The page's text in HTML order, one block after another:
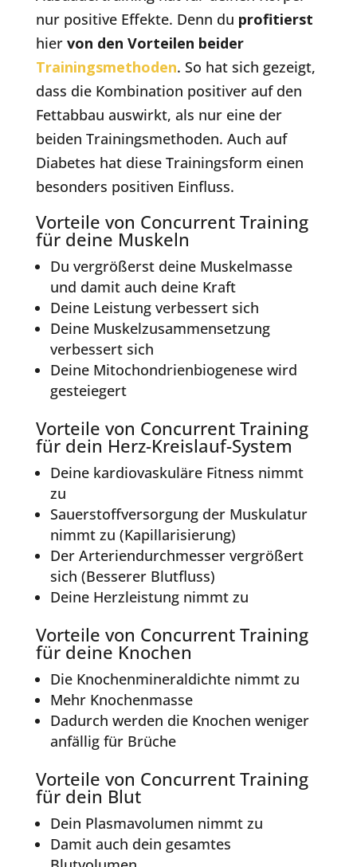
nur positive Effekte. Denn du profitierst
hier von den Vorteilen beider
Trainingsmethoden. So hat sich gezeigt,
dass die Kombination positiver auf den
Fettabbau auswirkt, als nur eine der
beiden Trainingsmethoden. Auch auf
Diabetes hat diese Trainingsform einen
besonders positiven Einfluss.
Vorteile von Concurrent Training
für deine Muskeln
Du vergrößerst deine Muskelmasse
und damit auch deine Kraft
Deine Leistung verbessert sich
Deine Muskelzusammensetzung
verbessert sich
Deine Mitochondrienbiogenese wird
gesteiegert
Vorteile von Concurrent Training
für dein Herz-Kreislauf-System
Deine kardiovaskuläre Fitness nimmt
zu
Sauerstoffversorgung der Muskulatur
nimmt zu (Kapillarisierung)
Der Arteriendurchmesser vergrößert
sich (Besserer Blutfluss)
Deine Herzleistung nimmt zu
Vorteile von Concurrent Training
für deine Knochen
Die Knochenmineraldichte nimmt zu
Mehr Knochenmasse
Dadurch werden die Knochen weniger
anfällig für Brüche
Vorteile von Concurrent Training
für dein Blut
Dein Plasmavolumen nimmt zu
Damit auch dein gesamtes